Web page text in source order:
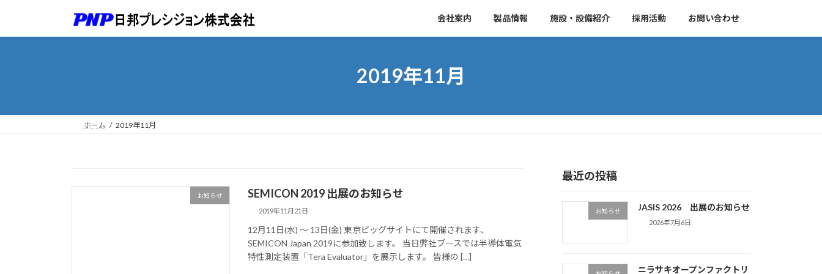
テ
ゲ
会社案内 製品情報 施設・設備紹介 採用活動 お問い合わせ
2019年11月
ホーム 2019年11月
お知らせ SEMICON 2019 出展のお知らせ
2019年11月21日
12月11日(水) ～ 13日(金) 東京ビッグサイトにて開催されます、
SEMICON Japan 2019に参加致します。 当日弊社ブースでは半導体電気
特性測定装置「Tera Evaluator」を展示します。 皆様の […]
最近の投稿
お知らせ JASIS 2026 出展のお知らせ
2026年7月6日
ニラサキオープンファクトリ